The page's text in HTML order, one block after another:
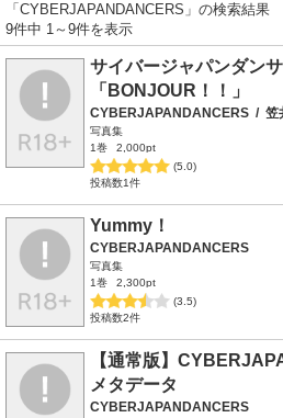
「CYBERJAPANDANCERS」の検索結果
9件中 1～9件を表示
サイバージャパンダン
「BONJOUR！！」
CYBERJAPANDANCERS / 笠
写真集
1巻
2,000pt
(5.0)
投稿数1件
Yummy！
CYBERJAPANDANCERS
写真集
1巻
2,300pt
(3.5)
投稿数2件
【通常版】
メタデータ
CYBERJAPANDANCERS